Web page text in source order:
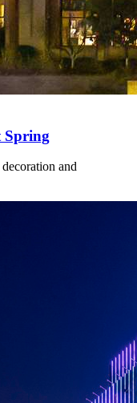
Spring
and